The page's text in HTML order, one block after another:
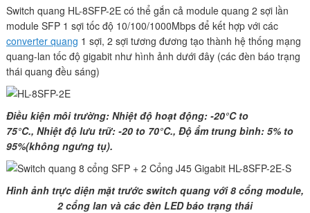
Switch quang HL-8SFP-2E có thể gắn cả module quang 2 sợi lần
module SFP 1 sợi tốc độ 10/100/1000Mbps để kết hợp với các
converter quang 1 sợi, 2 sợi tương đương tạo thành hệ thống mạng
quang-lan tốc độ gigabit như hình ảnh dưới đây (các đèn báo trạng
thái quang đều sáng)
Điều kiện môi trường: Nhiệt độ hoạt động: -20°C to
75°C., Nhiệt độ lưu trữ: -20 to 70°C., Độ ẩm trung bình: 5% to
95%(không ngưng tụ).
Hình ảnh trực diện mặt trước switch quang với 8 cổng module,
2 cổng lan và các đèn LED báo trạng thái